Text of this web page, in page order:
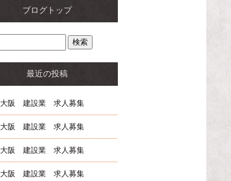
ブログトップ
最近の投稿
大阪 建設業 求人募集
大阪 建設業 求人募集
大阪 建設業 求人募集
大阪 建設業 求人募集